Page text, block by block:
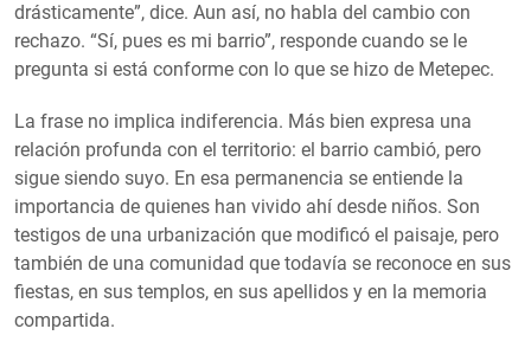
drásticamente”, dice. Aun así, no habla del cambio con
rechazo. “Sí, pues es mi barrio”, responde cuando se le
pregunta si está conforme con lo que se hizo de Metepec.
La frase no implica indiferencia. Más bien expresa una
relación profunda con el territorio: el barrio cambió, pero
sigue siendo suyo. En esa permanencia se entiende la
importancia de quienes han vivido ahí desde niños. Son
testigos de una urbanización que modificó el paisaje, pero
también de una comunidad que todavía se reconoce en sus
fiestas, en sus templos, en sus apellidos y en la memoria
compartida.